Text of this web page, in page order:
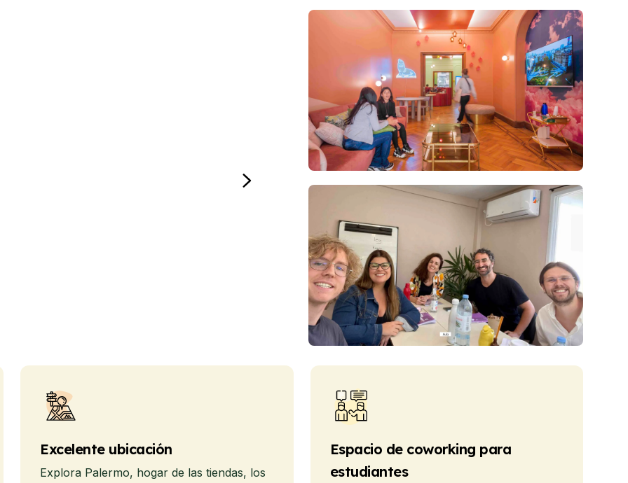
Excelente ubicación
Explora Palermo, hogar de las tiendas, los
Espacio de coworking para
estudiantes